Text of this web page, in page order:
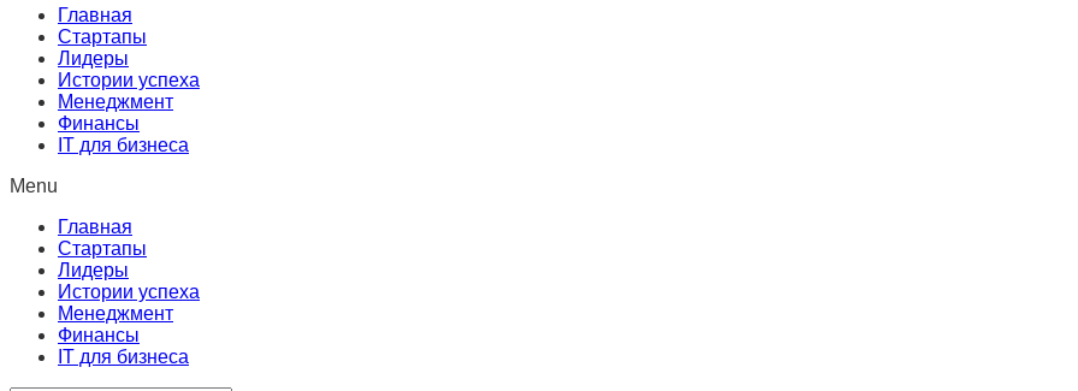
Главная
Стартапы
Лидеры
Истории успеха
Менеджмент
Финансы
IT для бизнеса
Menu
Главная
Стартапы
Лидеры
Истории успеха
Менеджмент
Финансы
IT для бизнеса